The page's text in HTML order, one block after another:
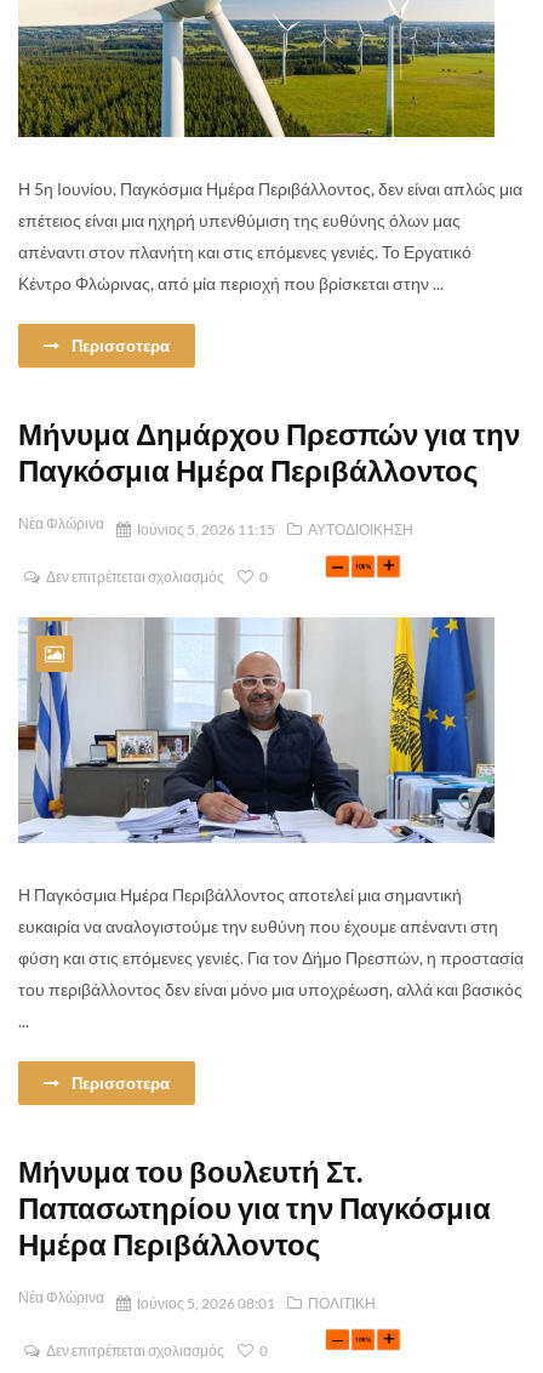
Η 5η Ιουνίου, Παγκόσμια Ημέρα Περιβάλλοντος, δεν είναι απλώς μια
επέτειος είναι μια ηχηρή υπενθύμιση της ευθύνης όλων μας
απέναντι στον πλανήτη και στις επόμενες γενιές. Το Εργατικό
Κέντρο Φλώρινας, από μία περιοχή που βρίσκεται στην ...
Περισσοτερα
Μήνυμα Δημάρχου Πρεσπών για την
Παγκόσμια Ημέρα Περιβάλλοντος
Νέα Φλώρινα Ιούνιος 5, 2026 11:15 ΑΥΤΟΔΙΟΙΚΗΣΗ
Δεν επιτρέπεται σχολιασμός 0
Η Παγκόσμια Ημέρα Περιβάλλοντος αποτελεί μια σημαντική
ευκαιρία να αναλογιστούμε την ευθύνη που έχουμε απέναντι στη
φύση και στις επόμενες γενιές. Για τον Δήμο Πρεσπών, η προστασία
του περιβάλλοντος δεν είναι μόνο μια υποχρέωση, αλλά και βασικός
...
Περισσοτερα
Μήνυμα του βουλευτή Στ.
Παπασωτηρίου για την Παγκόσμια
Ημέρα Περιβάλλοντος
Νέα Φλώρινα Ιούνιος 5, 2026 08:01 ΠΟΛΙΤΙΚΗ
Δεν επιτρέπεται σχολιασμός 0